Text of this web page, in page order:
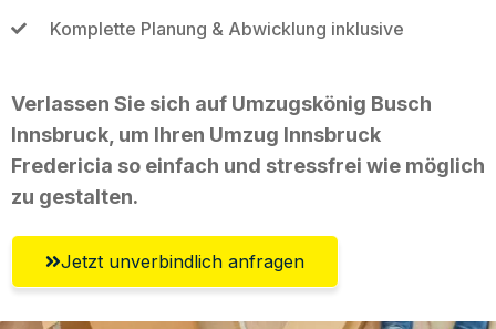
Komplette Planung & Abwicklung inklusive
Verlassen Sie sich auf Umzugskönig Busch
Innsbruck, um Ihren Umzug Innsbruck
Fredericia so einfach und stressfrei wie möglich
zu gestalten.
Jetzt unverbindlich anfragen